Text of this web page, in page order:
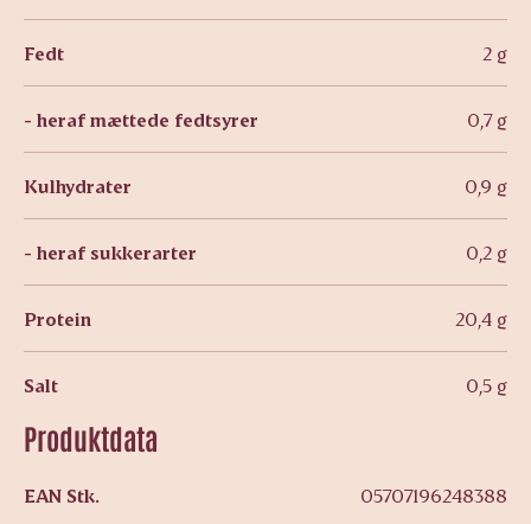
Fedt 2 g
- heraf mættede fedtsyrer 0,7 g
Kulhydrater 0,9 g
- heraf sukkerarter 0,2 g
Protein 20,4 g
Salt 0,5 g
Produktdata
EAN Stk. 05707196248388